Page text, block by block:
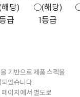
당) ○(해당)
급 1등급
기반으로 제품 스펙을
었습니다.
페이지에서 별도로